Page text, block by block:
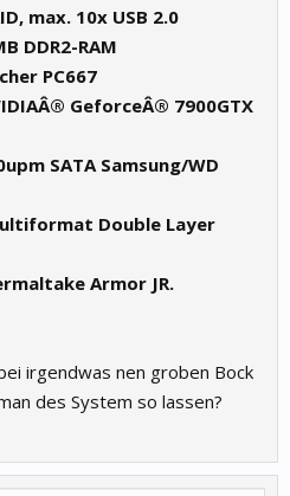
max. 10x USB 2.0
DDR2-RAM
PC667
GeforceÂ® 7900GTX
SATA Samsung/WD
Double Layer
Armor JR.
irgendwas nen groben Bock
des System so lassen?